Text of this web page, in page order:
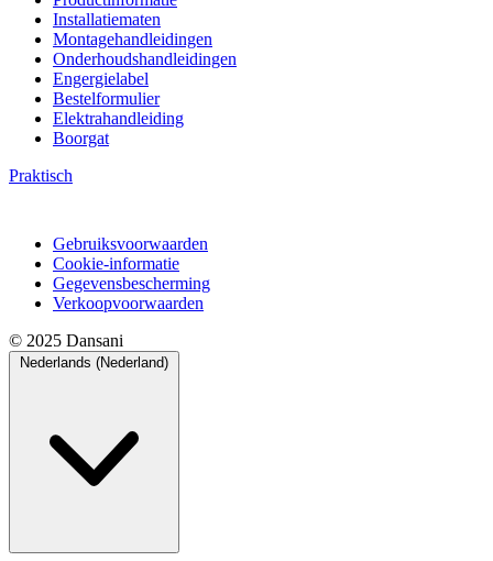
Installatiematen
Montagehandleidingen
Onderhoudshandleidingen
Engergielabel
Bestelformulier
Elektrahandleiding
Boorgat
Praktisch
Gebruiksvoorwaarden
Cookie-informatie
Gegevensbescherming
Verkoopvoorwaarden
© 2025 Dansani
Nederlands (Nederland)